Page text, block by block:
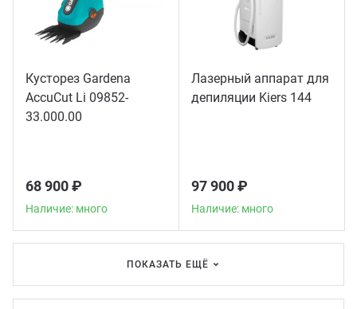
Кусторез Gardena
AccuCut Li 09852-
33.000.00
68 900 ₽
Наличие: много
Лазерный аппарат для
депиляции Kiers 144
97 900 ₽
Наличие: много
ПОКАЗАТЬ ЕЩЁ